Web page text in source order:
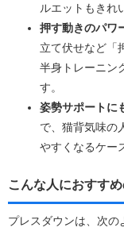
ルエットもきれ
押す動きのパワ
立て伏せなど「
半身トレーニン
す。
姿勢サポートに
で、猫背気味の
やすくなるケー
こんな人におすす
プレスダウンは、次の